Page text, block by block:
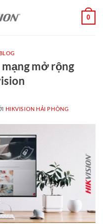
0
mở rộng
HIKVISION HẢI PHÒNG